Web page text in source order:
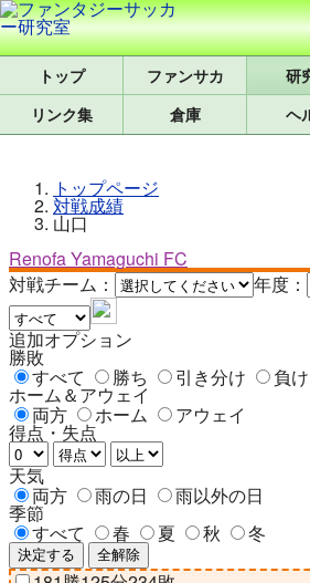
トップ 研
リンク集
倉庫 ヘ
トップページ
対戦成績
山口
Renofa Yamaguchi FC
対戦チーム：
年度：
追加オプション
勝敗
すべて 勝ち 引き分け 負け
ホーム＆アウェイ
両方 ホーム アウェイ
得点・失点
天気
両方 雨の日 雨以外の日
季節
すべて 春 夏 秋 冬
決定する 全解除